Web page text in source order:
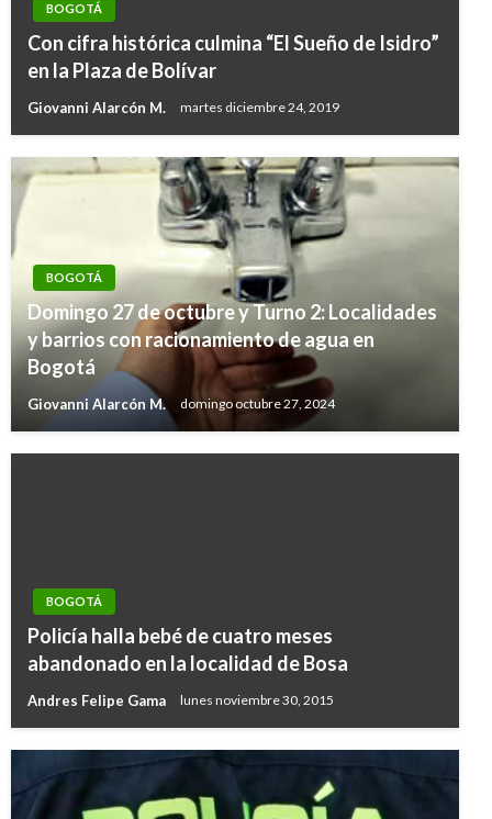
BOGOTÁ
Con cifra histórica culmina “El Sueño de Isidro”
en la Plaza de Bolívar
Giovanni Alarcón M. martes diciembre 24, 2019
BOGOTÁ
Domingo 27 de octubre y Turno 2: Localidades
y barrios con racionamiento de agua en
Bogotá
Giovanni Alarcón M. domingo octubre 27, 2024
BOGOTÁ
Policía halla bebé de cuatro meses
abandonado en la localidad de Bosa
Andres Felipe Gama lunes noviembre 30, 2015